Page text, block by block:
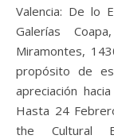
Valencia: De lo
Galerías
Miramontes,
propósito de
apreciación
Hasta 24
the Cultural